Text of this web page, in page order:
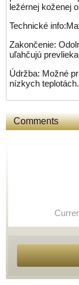
ležérnej koženej
Technické
Zakončenie:
uľahčujú
Údržba: Možné
nízkych teplotách.
Comments